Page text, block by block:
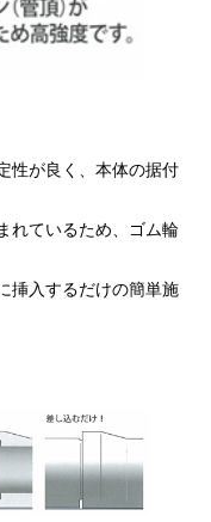
性が良く、本体の据付
れているため、ゴム輪
挿入するだけの簡単施